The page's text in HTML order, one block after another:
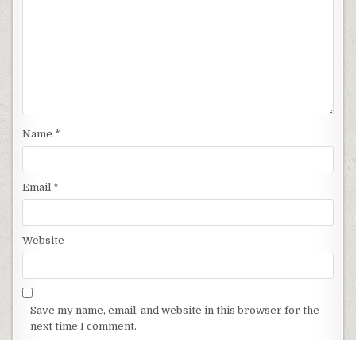
Name *
Email *
Website
Save my name, email, and website in this browser for the
next time I comment.